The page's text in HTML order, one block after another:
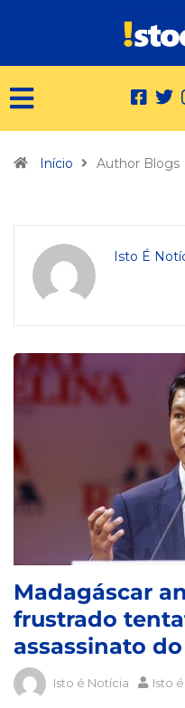
Início Author Blogs
Isto É
Madagáscar
frustrado
assassinato
Isto é Notícia Isto